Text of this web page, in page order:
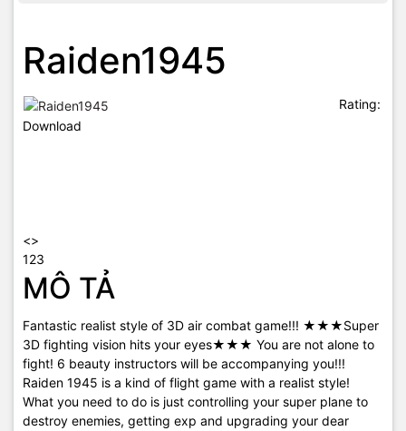
Raiden1945
Rating:
Download
<>
123
MÔ TẢ
Fantastic realist style of 3D air combat game!!! ★★★Super
3D fighting vision hits your eyes★★★ You are not alone to
fight! 6 beauty instructors will be accompanying you!!!
Raiden 1945 is a kind of flight game with a realist style!
What you need to do is just controlling your super plane to
destroy enemies, getting exp and upgrading your dear